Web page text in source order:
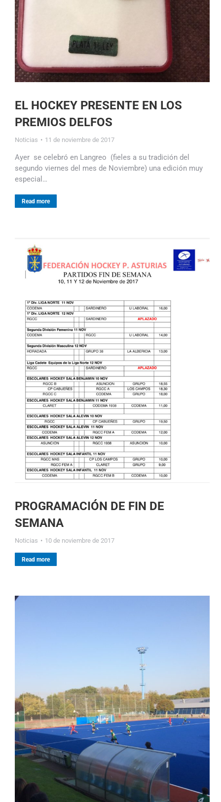
EL HOCKEY PRESENTE EN LOS
PREMIOS DELFOS
Noticias 11 de noviembre de 2017
Ayer se celebró en Langreo (fieles a su tradición del
segundo viernes del mes de Noviembre) una edición muy
especial…
Read more
PROGRAMACIÓN DE FIN DE
SEMANA
Noticias 10 de noviembre de 2017
Read more